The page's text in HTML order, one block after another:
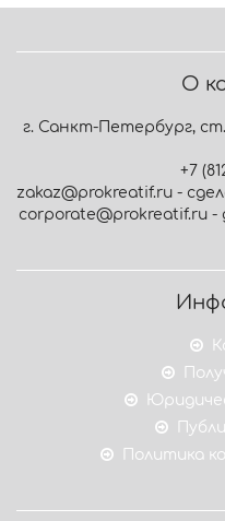
О
г. Санкт-Петербург,
+7
zakaz@prokreatif.ru -
corporate@prokreatif.ru
Политика